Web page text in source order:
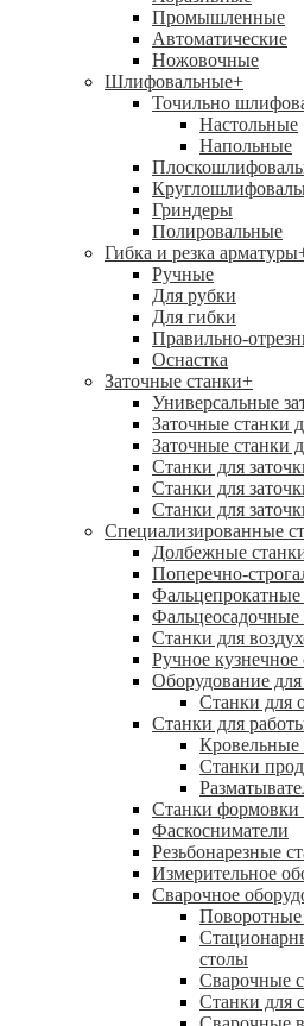
Промышленные
Автоматические
Ножовочные
Шлифовальные+
Точильно
Настольные
Напольные
Гриндеры
Полировальные
Гибка и резка арматуры
Ручные
Для рубки
Для гибки
Правильно-
Оснастка
Заточные станки+
Универсальные
Заточные станки
Заточные станки
Станки для
Станки для
Станки для
Специализированные
Долбежные
Поперечно-
Фальцепрокатные
Фальцеосадочные
Станки для
Ручное кузнечное
Оборудование
Станки для
Станки для
Кровельные
Станки
Станки формовки
Фаскосниматели
Резьбонарезные
Измерительное
Сварочное
Поворотные
столы
Сварочные
Станки для